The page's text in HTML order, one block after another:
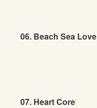
06. Beach Sea Love
07. Heart Core